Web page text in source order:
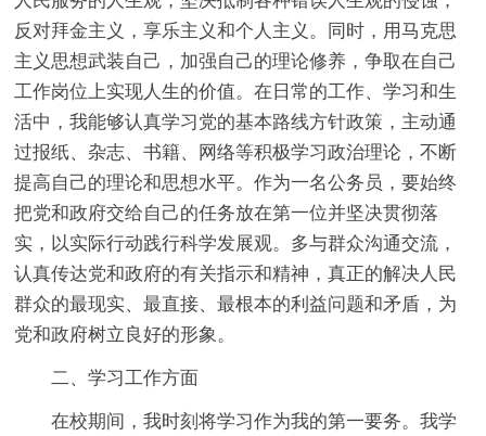
反对拜金主义，享乐主义和个人主义。同时，用马克思
主义思想武装自己，加强自己的理论修养，争取在自己
工作岗位上实现人生的价值。在日常的工作、学习和生
活中，我能够认真学习党的基本路线方针政策，主动通
过报纸、杂志、书籍、网络等积极学习政治理论，不断
提高自己的理论和思想水平。作为一名公务员，要始终
把党和政府交给自己的任务放在第一位并坚决贯彻落
实，以实际行动践行科学发展观。多与群众沟通交流，
认真传达党和政府的有关指示和精神，真正的解决人民
群众的最现实、最直接、最根本的利益问题和矛盾，为
党和政府树立良好的形象。
二、学习工作方面
在校期间，我时刻将学习作为我的第一要务。我学